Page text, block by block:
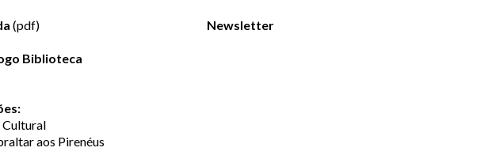
(pdf)
Biblioteca
aos Pirenéus
Newsletter